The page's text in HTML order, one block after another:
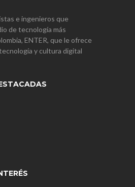
e ingenieros que
de tecnología más
ENTER, que le ofrece
y cultura digital